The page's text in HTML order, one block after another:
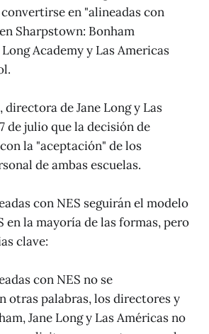
en "alineadas con
Sharpstown: Bonham
Academy y Las Americas
de Jane Long y Las
de julio que la decisión de
la "aceptación" de los
de ambas escuelas.
con NES seguirán el modelo
en la mayoría de las formas, pero
clave:
con NES no se
otras palabras, los directores y
Jane Long y Las Américas no